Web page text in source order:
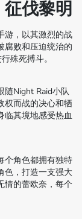
伐黎明
游，以其激烈的战
腐败和压迫统治的
殊死搏斗。
随Night Raid小队
权而战的决心和牺
临其境地感受热血
个角色都拥有独特
色，打造一支强大
情的蕾欧奈，每个